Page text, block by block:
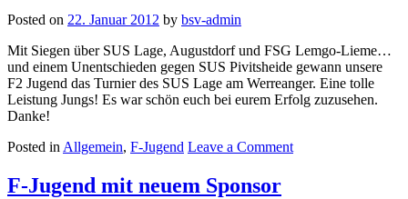
Posted on 22. Januar 2012 by bsv-admin
Mit Siegen über SUS Lage, Augustdorf und FSG Lemgo-Lieme…
und einem Unentschieden gegen SUS Pivitsheide gewann unsere
F2 Jugend das Turnier des SUS Lage am Werreanger. Eine tolle
Leistung Jungs! Es war schön euch bei eurem Erfolg zuzusehen.
Danke!
Posted in Allgemein, F-Jugend Leave a Commenton
F-Jugend mit neuem Sponsor